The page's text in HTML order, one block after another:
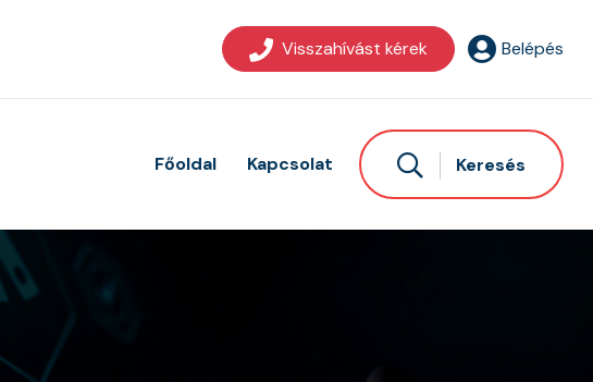
Visszahívást kérek Belépés
Főoldal Kapcsolat Keresés